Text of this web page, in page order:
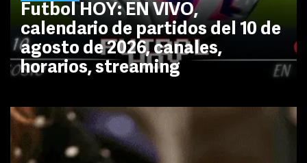
Futbol HOY: EN VIVO,
calendario de partidos del 10 de
agosto de 2026, canales,
horarios, streaming